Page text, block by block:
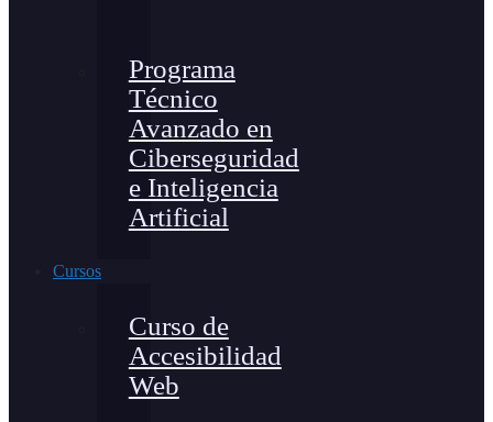
Programa
Técnico
Avanzado en
Ciberseguridad
e Inteligencia
Artificial
Cursos
Curso de
Accesibilidad
Web